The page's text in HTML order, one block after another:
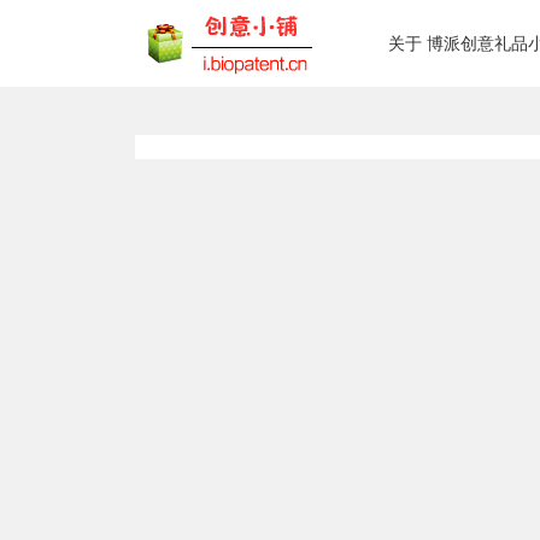
关于 博派创意礼品